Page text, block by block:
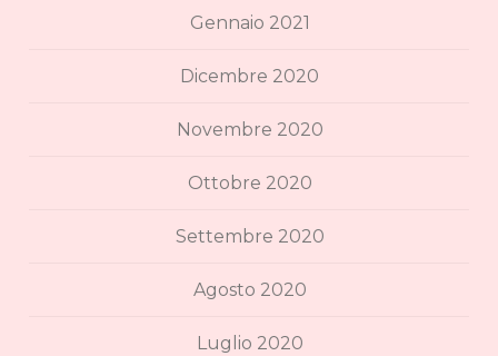
Gennaio 2021
Dicembre 2020
Novembre 2020
Ottobre 2020
Settembre 2020
Agosto 2020
Luglio 2020